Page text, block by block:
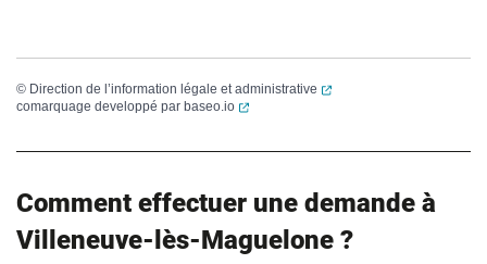
© Direction de l’information légale et administrative
(ouverture dans un
comarquage developpé par baseo.io (ouverture dans un nouvel onglet)
Comment effectuer une demande à
Villeneuve-lès-Maguelone ?